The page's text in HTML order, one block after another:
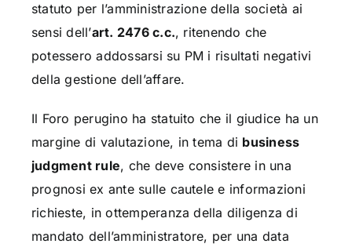
statuto per l’amministrazione della società ai
sensi dell’art. 2476 c.c., ritenendo che
potessero addossarsi su PM i risultati negativi
della gestione dell’affare.
Il Foro perugino ha statuito che il giudice ha un
margine di valutazione, in tema di business
judgment rule, che deve consistere in una
prognosi ex ante sulle cautele e informazioni
richieste, in ottemperanza della diligenza di
mandato dell’amministratore, per una data